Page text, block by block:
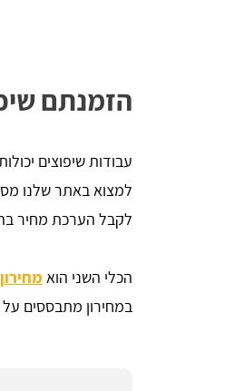
הזמנתם
עבודות שיפוצים
למצוא באתר שלנו
לקבל הערכת מחיר
הכלי השני הוא
במחירון מתבססים